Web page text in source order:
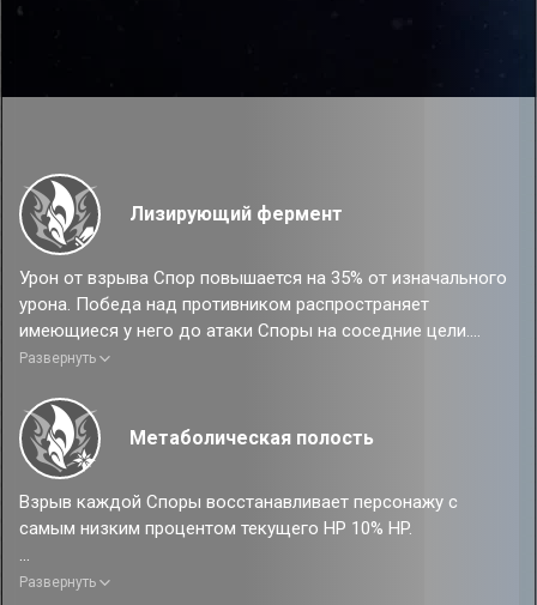
Лизирующий фермент
Урон от взрыва Спор повышается на 35% от изначального
урона. Победа над противником распространяет
имеющиеся у него до атаки Споры на соседние цели.
Урон от взрыва Спор повышается на 50% от изначального
урона. Победа над противником распространяет
имеющиеся у него до атаки Споры на остальные цели.
Развернуть
Метаболическая полость
Взрыв каждой Споры восстанавливает персонажу с
самым низким процентом текущего HP 10% HP.
Эффект от усиления
Развернуть